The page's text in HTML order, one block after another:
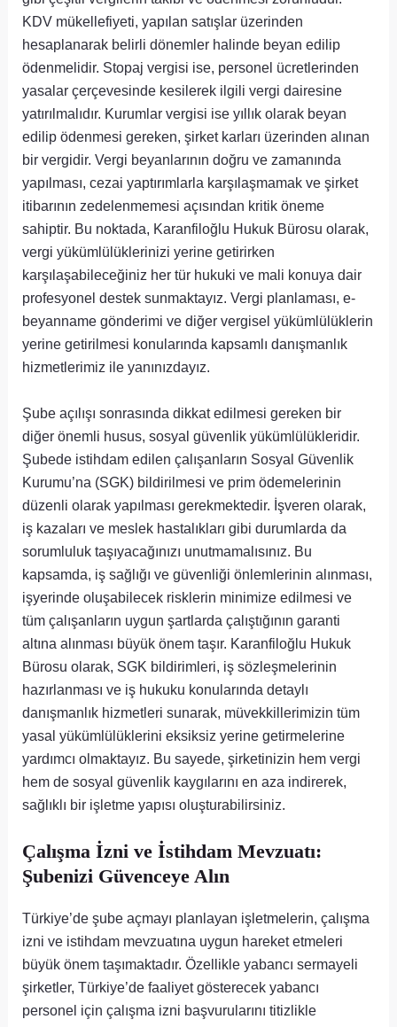
KDV mükellefiyeti, yapılan satışlar üzerinden
hesaplanarak belirli dönemler halinde beyan edilip
ödenmelidir. Stopaj vergisi ise, personel ücretlerinden
yasalar çerçevesinde kesilerek ilgili vergi dairesine
yatırılmalıdır. Kurumlar vergisi ise yıllık olarak beyan
edilip ödenmesi gereken, şirket karları üzerinden alınan
bir vergidir. Vergi beyanlarının doğru ve zamanında
yapılması, cezai yaptırımlarla karşılaşmamak ve şirket
itibarının zedelenmemesi açısından kritik öneme
sahiptir. Bu noktada, Karanfiloğlu Hukuk Bürosu olarak,
vergi yükümlülüklerinizi yerine getirirken
karşılaşabileceğiniz her tür hukuki ve mali konuya dair
profesyonel destek sunmaktayız. Vergi planlaması, e-
beyanname gönderimi ve diğer vergisel yükümlülüklerin
yerine getirilmesi konularında kapsamlı danışmanlık
hizmetlerimiz ile yanınızdayız.
Şube açılışı sonrasında dikkat edilmesi gereken bir
diğer önemli husus, sosyal güvenlik yükümlülükleridir.
Şubede istihdam edilen çalışanların Sosyal Güvenlik
Kurumu’na (SGK) bildirilmesi ve prim ödemelerinin
düzenli olarak yapılması gerekmektedir. İşveren olarak,
iş kazaları ve meslek hastalıkları gibi durumlarda da
sorumluluk taşıyacağınızı unutmamalısınız. Bu
kapsamda, iş sağlığı ve güvenliği önlemlerinin alınması,
işyerinde oluşabilecek risklerin minimize edilmesi ve
tüm çalışanların uygun şartlarda çalıştığının garanti
altına alınması büyük önem taşır. Karanfiloğlu Hukuk
Bürosu olarak, SGK bildirimleri, iş sözleşmelerinin
hazırlanması ve iş hukuku konularında detaylı
danışmanlık hizmetleri sunarak, müvekkillerimizin tüm
yasal yükümlülüklerini eksiksiz yerine getirmelerine
yardımcı olmaktayız. Bu sayede, şirketinizin hem vergi
hem de sosyal güvenlik kaygılarını en aza indirerek,
sağlıklı bir işletme yapısı oluşturabilirsiniz.
Çalışma İzni ve İstihdam Mevzuatı:
Şubenizi Güvenceye Alın
Türkiye’de şube açmayı planlayan işletmelerin, çalışma
izni ve istihdam mevzuatına uygun hareket etmeleri
büyük önem taşımaktadır. Özellikle yabancı sermayeli
şirketler, Türkiye’de faaliyet gösterecek yabancı
personel için çalışma izni başvurularını titizlikle